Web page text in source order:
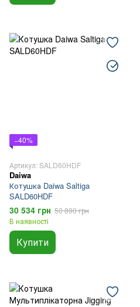
−40%
Артикул: SALD60HDF
Daiwa
Котушка Daiwa Saltiga
SALD60HDF
30 534 грн 50 890 грн
В наявності
Купити